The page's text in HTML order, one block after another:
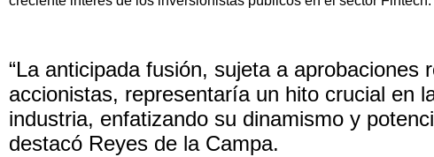
“La anticipada fusión, sujeta a aprobaciones
accionistas, representaría un hito crucial en
industria, enfatizando su dinamismo y
destacó Reyes de la Campa.